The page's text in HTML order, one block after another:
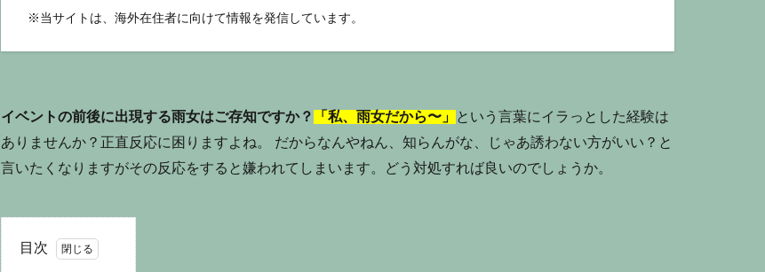
※ 当サイトは、海外在住者に向けて情報を発信しています。
イベントの前後に出現する雨女はご存知ですか？ 「私、雨女だから〜」
という言葉にイラっとした経験は
ありませんか？正直反応に困りますよね。 だからなんやねん、知らんがな、じゃあ誘わない方がいい？と
言いたくなりますがその反応をすると嫌われてしまいます。どう対処すれば良いのでしょうか。
目次